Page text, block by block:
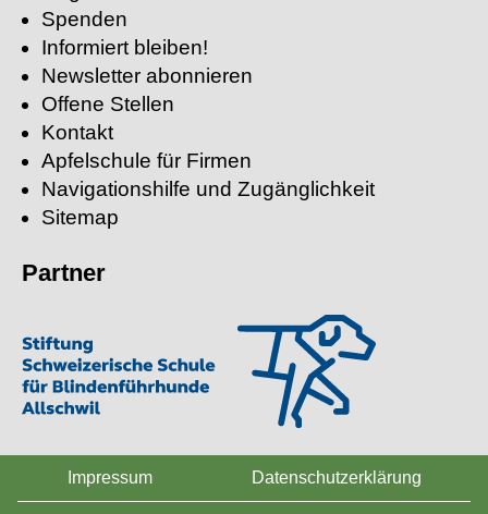
Spenden
Informiert bleiben!
Newsletter abonnieren
Offene Stellen
Kontakt
Apfelschule für Firmen
Navigationshilfe und Zugänglichkeit
Sitemap
Partner
Impressum Datenschutzerklärung